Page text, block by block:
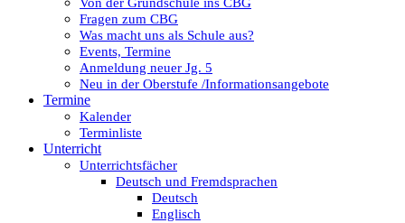
Fragen zum CBG
Was macht uns als Schule aus?
Events, Termine
Anmeldung neuer Jg. 5
Neu in der Oberstufe /Informationsangebote
Termine
Kalender
Terminliste
Unterricht
Unterrichtsfächer
Deutsch und Fremdsprachen
Deutsch
Englisch